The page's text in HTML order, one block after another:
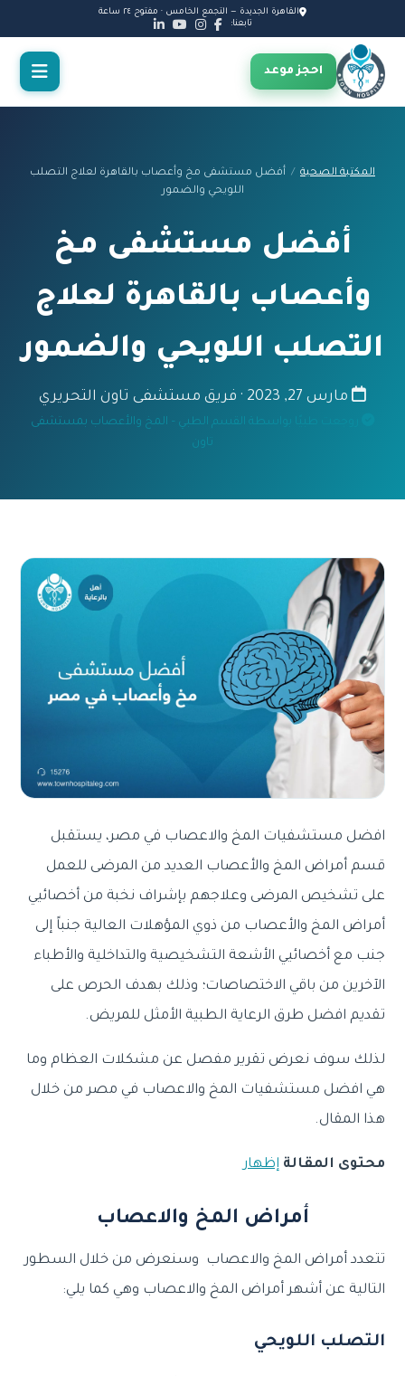
القاهرة الجديدة — التجمع الخامس · مفتوح ٢٤ ساعة
تابعنا:
احجز موعد
المكتبة الصحية / أفضل مستشفى مخ وأعصاب بالقاهرة لعلاج التصلب
اللويحي والضمور
أفضل مستشفى مخ
وأعصاب بالقاهرة لعلاج
التصلب اللويحي والضمور
مارس 27, 2023 · فريق مستشفى تاون التحريري
روجعت طبيًا بواسطة القسم الطبي – المخ والأعصاب بمستشفى
تاون
افضل مستشفيات المخ والاعصاب في مصر، يستقبل
قسم أمراض المخ والأعصاب العديد من المرضى للعمل
على تشخيص المرضى وعلاجهم بإشراف نخبة من أخصائيي
أمراض المخ والأعصاب من ذوي المؤهلات العالية جنباً إلى
جنب مع أخصائيي الأشعة التشخيصية والتداخلية والأطباء
الآخرين من باقي الاختصاصات؛ وذلك بهدف الحرص على
تقديم افضل طرق الرعاية الطبية الأمثل للمريض.
لذلك سوف نعرض تقرير مفصل عن مشكلات العظام وما
هي افضل مستشفيات المخ والاعصاب في مصر من خلال
هذا المقال.
محتوى المقالة إظهار
أمراض المخ والاعصاب
تتعدد أمراض المخ والاعصاب وسنعرض من خلال السطور
التالية عن أشهر أمراض المخ والاعصاب وهي كما يلي:
التصلب اللويحي